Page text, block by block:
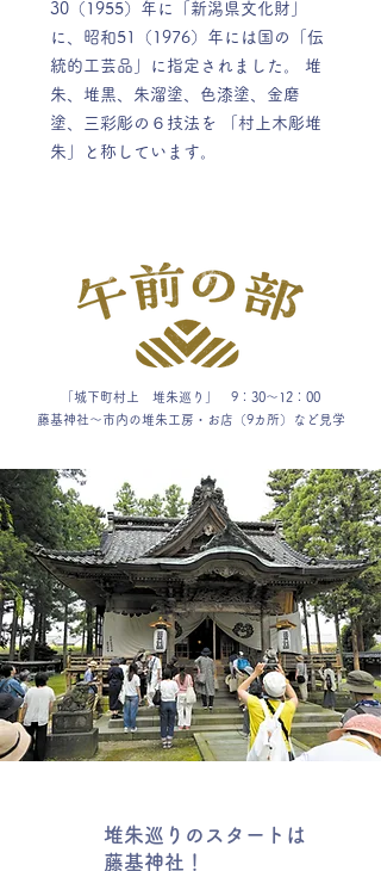
30（1955）年に「新潟県文化財」
に、昭和51（1976）年には国の「伝
統的工芸品」に指定されました。 堆
朱、堆黒、朱溜塗、色漆塗、金磨
塗、三彩彫の６技法を 「村上木彫堆
朱」と称しています。
「城下町村上 堆朱巡り」 9：30～12：00
藤基神社～市内の堆朱工房・お店（9カ所）など見学
堆朱巡りのスタートは
藤基神社！